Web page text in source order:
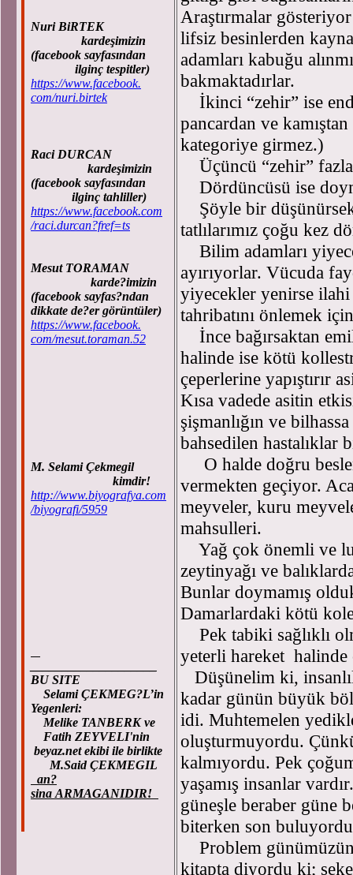
Nuri BiRTEK
kardeşimizin
(facebook sayfasından
ilginç tespitler)
https://www.facebook.
com/nuri.birtek
Raci DURCAN
kardeşimizin
(facebook sayfasından
ilginç tahliller)
https://www.facebook.com
/raci.durcan?fref=ts
Mesut TORAMAN
karde?imizin
(facebook sayfas?ndan
dikkate de?er görüntüler)
https://www.facebook.
com/mesut.toraman.52
M. Selami Çekmegil
kimdir!
http://www.biyografya.com
/biyografi/5959
BU SITE
Selami ÇEKMEG?L’in
Yegenleri:
Melike TANBERK ve
Fatih ZEYVELI'nin
beyaz.net ekibi ile birlikte
M.Said ÇEKMEGIL
an?
sina ARMAGANIDIR!
Araştırmalar
lifsiz besinlerden
adamları kabuğu
bakmaktadırlar.
İkinci “zehir” ise
pancardan ve
kategoriye girmez.)
Üçüncü “zehir”
Dördüncüsü ise
Şöyle bir
tatlılarımız çoğu kez
Bilim adamları
ayırıyorlar. Vücuda
yiyecekler yenirse
tahribatını önlemek
İnce bağırsaktan
halinde ise kötü
çeperlerine yapıştırır
Kısa vadede asitin
şişmanlığın ve
bahsedilen hastalıklar
O halde doğru
vermekten geçiyor.
meyveler, kuru
mahsulleri.
Yağ çok önemli ve
zeytinyağı ve
Bunlar doymamış
Damarlardaki kötü
Pek tabiki sağlıklı
yeterli hareket
Düşünelim ki,
kadar günün büyük
idi. Muhtemelen
oluşturmuyordu.
kalmıyordu. Pek
yaşamış insanlar
güneşle beraber güne
biterken son
Problem
kitapta diyordu ki;